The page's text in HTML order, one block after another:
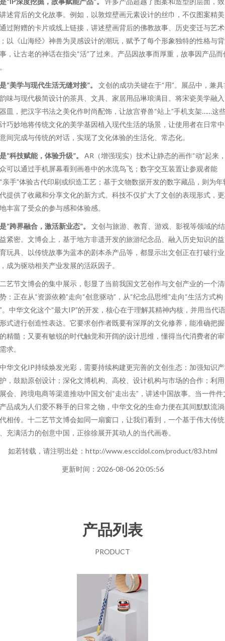
述背后的文化故事。例如，以敦煌壁画元素设计的丝巾，不仅图案精
过附赠的卡片或线上链接，讲述壁画背后的佛教故事、历史变迁与艺
以《山海经》神兽为灵感设计的潮玩，赋予了每个形象独特的性格与
，让古老的神话在指尖“活”了过来。产品因故事而厚重，故事因产品而
“美学与现代生活无缝对接”。
文创的成功关键在于“用”。展品中，兼具
味与现代极简设计的茶具、文具、家居用品琳琅满目。将宋瓷美学融
皿，把汉字书法之美化作时尚配饰，让故宫脊兽“站上”手机支架……这
巧妙地将传统文化的美学基因植入现代生活的场景，让使用者在日常
间完成与传统的对话，实现了文化体验的生活化、常态化。
“科技赋能，体验升级”。
AR（增强现实）技术让静态的画作“动”起来
可以通过手机屏幕看到画卷中的水流鸟飞；数字交互装置让参观者能
亲手”体验古代印刷或织造工艺；基于文物数据开发的数字藏品，则为年
提供了收藏和分享文化的新方式。科技不仅扩大了文创的表现形式，
丰富了受众的参与感和体验感。
“跨界融合，激活新业态”。
文创与旅游、教育、游戏、影视等领域的
紧密。文博会上，基于地方非遗开发的旅游纪念品、融入历史知识的
玩具、以传统故事为蓝本的剧本杀产品等，都显示出文创正在打破行
成为驱动相关产业发展的活跃因子。
艺节文博会的集中展示，彰显了当前我国文艺创作与文创产业的一个
：正在从“资源依赖”走向“创意驱动”，从“纪念品思维”走向“生活方式构
。中华文化这个“最大IP”的开发，核心在于理解其精神内核，并用当代
式进行创造性表达。它要求创作者既要有深厚的文化修养，能准确把
精髓；又要有敏锐的时代触觉和开阔的设计思维，懂得当代消费者的
求。
华文化IP持续焕发光彩，需要持续构建更完善的文创生态：加强知识
，鼓励原创设计；深化文博机构、高校、设计机构与市场的合作；利
会、跨境电商等渠道推动中国文创“走出去”，讲述中国故事。当一件件
品成为人们爱不释手的日常之物，中华文化的生命力便在其间默默流
相传。十二艺节文博会如同一扇窗口，让我们看到，一个基于伟大传统
充满活力的创意中国，正徐徐展开其动人的当代画卷。
如若转载，请注明出处：http://www.esccidol.com/product/83.html
更新时间：2026-08-06 20:05:56
产品列表
PRODUCT